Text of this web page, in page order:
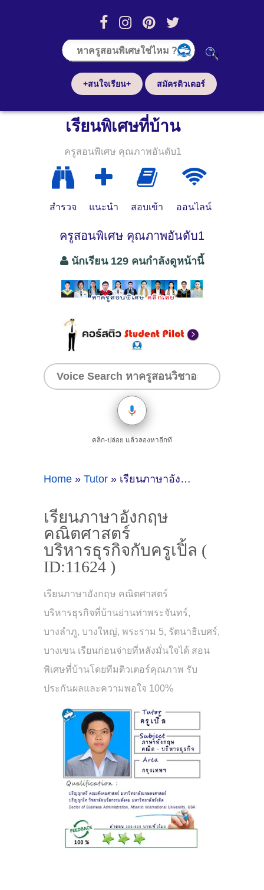
+สนใจเรียน+ สมัครติวเตอร์
เรียนพิเศษที่บ้าน
ครูสอนพิเศษ คุณภาพอันดับ1
สำรวจ แนะนำ สอบเข้า ออนไลน์
ครูสอนพิเศษ คุณภาพอันดับ1
นักเรียน 129 คนกำลังดูหน้านี้
คลิก-ปล่อย แล้วลองหาอีกที
Home » Tutor » เรียนภาษาอังกฤษ คณิตศาสตร์ บริหารธุรกิจกับครูเปิ้ล ( ID:11624 )
เรียนภาษาอังกฤษ
คณิตศาสตร์
บริหารธุรกิจกับครูเปิ้ล (
ID:11624 )
เรียนภาษาอังกฤษ คณิตศาสตร์
บริหารธุรกิจที่บ้านย่านท่าพระจันทร์,
บางลำภู, บางใหญ่, พระราม 5, รัตนาธิเบศร์,
บางเขน เรียนก่อนจ่ายที่หลังมั่นใจได้ สอน
พิเศษที่บ้านโดยทีมติวเตอร์คุณภาพ รับ
ประกันผลและความพอใจ 100%